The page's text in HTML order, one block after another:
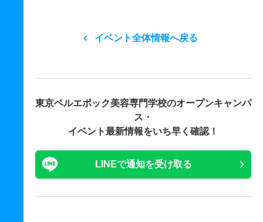
イベント全体情報へ戻る
東京ベルエポック美容専門学校のオープンキャンパ
ス・
イベント最新情報をいち早く確認！
LINEで通知を受け取る